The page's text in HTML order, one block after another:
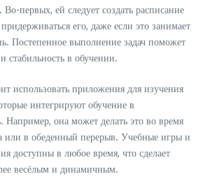
Во-первых, ей следует создать расписание
его, даже если это занимает
Постепенное выполнение задач поможет
стабильность в обучении.
использовать приложения для изучения
интегрируют обучение в
она может делать это во время
или в обеденный перерыв. Учебные игры и
доступны в любое время, что сделает
весёлым и динамичным.